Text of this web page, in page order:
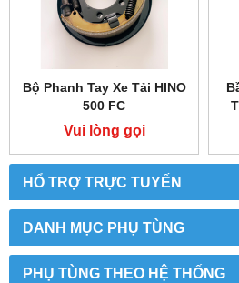
HỔ TRỢ TRỰC TUYẾN
DANH MỤC PHỤ TÙNG
PHỤ TÙNG THEO HỆ THỐNG
Bộ Phanh Tay Xe Tải HINO
500 FC
Vui lòng gọi